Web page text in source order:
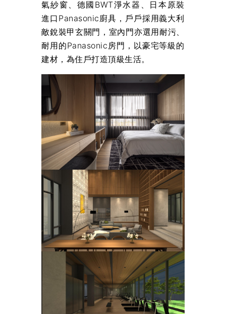
氣紗窗、德國BWT淨水器、日本原裝
進口Panasonic廚具，戶戶採用義大利
敵銳裝甲玄關門，室內門亦選用耐污、
耐用的Panasonic房門，以豪宅等級的
建材，為住戶打造頂級生活。